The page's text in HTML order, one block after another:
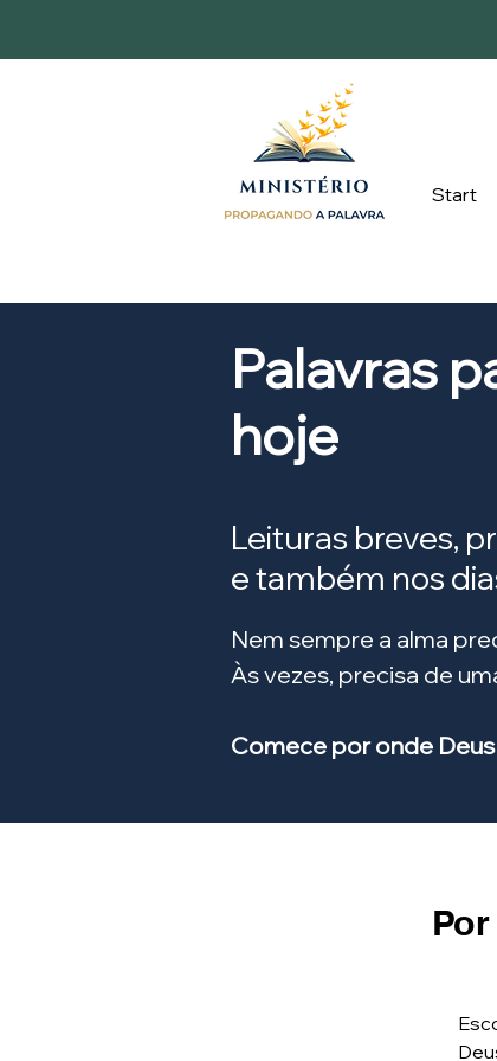
Start
Palavras
hoje
Leituras breves,
e também nos
Nem sempre a alma
Às vezes, precisa de
Comece por onde